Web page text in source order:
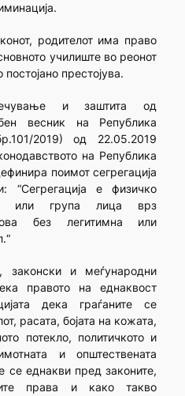
родителот има право
училиште во реонот
престојува.
и заштита од
весник на Република
2019) од 22.05.2019
на Република
поимот сегрегација
“Сегрегација е физичко
или група лица врз
без легитимна или
законски и меѓународни
правото на еднаквост
дека граѓаните се
расата, бојата на кожата,
потекло, политичкото и
и општествената
се еднакви пред законите,
права и како такво